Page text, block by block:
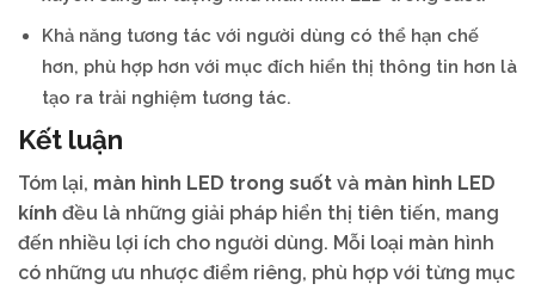
Khả năng tương tác với người dùng có thể hạn chế
hơn, phù hợp hơn với mục đích hiển thị thông tin hơn là
tạo ra trải nghiệm tương tác.
Kết luận
Tóm lại, màn hình LED trong suốt và màn hình LED
kính đều là những giải pháp hiển thị tiên tiến, mang
đến nhiều lợi ích cho người dùng. Mỗi loại màn hình
có những ưu nhược điểm riêng, phù hợp với từng mục